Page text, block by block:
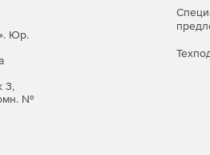
Юр.
3,
№